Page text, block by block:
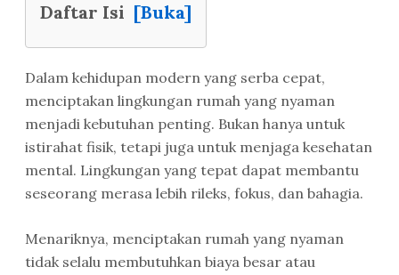
Daftar Isi [Buka]
Dalam kehidupan modern yang serba cepat,
menciptakan lingkungan rumah yang nyaman
menjadi kebutuhan penting. Bukan hanya untuk
istirahat fisik, tetapi juga untuk menjaga kesehatan
mental. Lingkungan yang tepat dapat membantu
seseorang merasa lebih rileks, fokus, dan bahagia.
Menariknya, menciptakan rumah yang nyaman
tidak selalu membutuhkan biaya besar atau